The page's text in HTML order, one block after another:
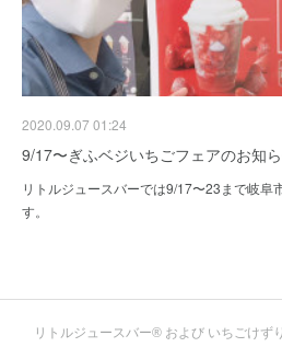
2020.09.07 01:24
9/17〜ぎふベジいちごフェアのお知
リトルジュースバーでは9/17〜23まで岐阜
す。
リトルジュースバー® および いちごけず